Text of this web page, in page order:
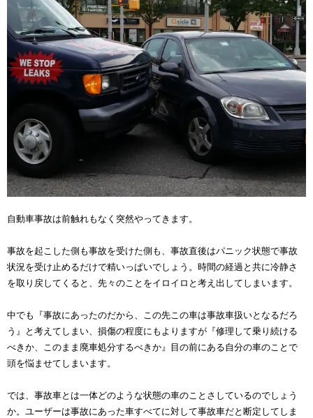
自動車事故は前触れもなく突然やってきます。
事故を起こした側も事故を受けた側も、事故直後はパニック状態で事故
状況を受け止めるだけで精いっぱいでしょう。時間の経過と共に冷静さ
を取り戻してくると、先々のことをイロイロと考え出してしまいます。
中でも『事故にあったのだから、この先この車は事故車扱いとなるだろ
う』と考えてしまい、損傷の程度にもよりますが『修理して乗り続ける
べきか、このまま廃車処分するべきか』目の前にある自分の車のことで
頭を悩ませてしまいます。
では、事故車とは一体どのような状態の車のことさしているのでしょう
か。ユーザーは事故にあった車すべてに対して事故車だと断定してしま